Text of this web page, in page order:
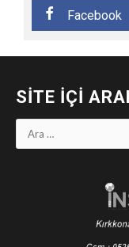
Facebook
SITE İÇI
Arama: